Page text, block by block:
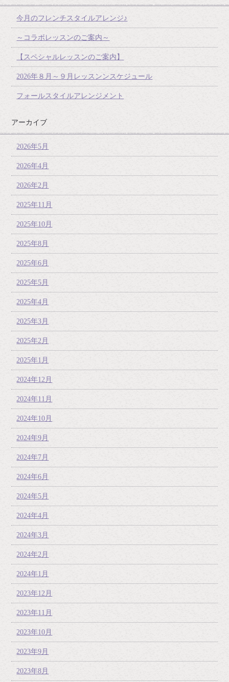
今月のフレンチスタイルアレンジ♪
～コラボレッスンのご案内～
【スペシャルレッスンのご案内】
2026年８月～９月レッスンンスケジュール
フォールスタイルアレンジメント
アーカイブ
2026年5月
2026年4月
2026年2月
2025年11月
2025年10月
2025年8月
2025年6月
2025年5月
2025年4月
2025年3月
2025年2月
2025年1月
2024年12月
2024年11月
2024年10月
2024年9月
2024年7月
2024年6月
2024年5月
2024年4月
2024年3月
2024年2月
2024年1月
2023年12月
2023年11月
2023年10月
2023年9月
2023年8月